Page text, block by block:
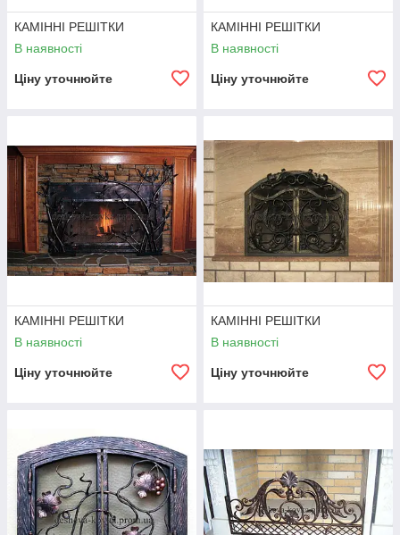
КАМІННІ РЕШІТКИ
В наявності
Ціну уточнюйте
КАМІННІ РЕШІТКИ
В наявності
Ціну уточнюйте
КАМІННІ РЕШІТКИ
В наявності
Ціну уточнюйте
КАМІННІ РЕШІТКИ
В наявності
Ціну уточнюйте